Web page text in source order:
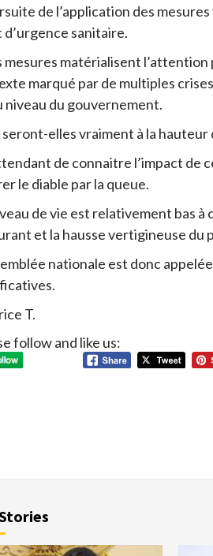
de l’application des
d’urgence sanitaire.
mesures matérialisent
marqué par de multiples
niveau du gouvernement.
seront-elles vraiment à la
de connaitre l’impact de
le diable par la queue.
de vie est relativement bas
et la hausse vertigineuse du
nationale est donc
T.
follow and like us: